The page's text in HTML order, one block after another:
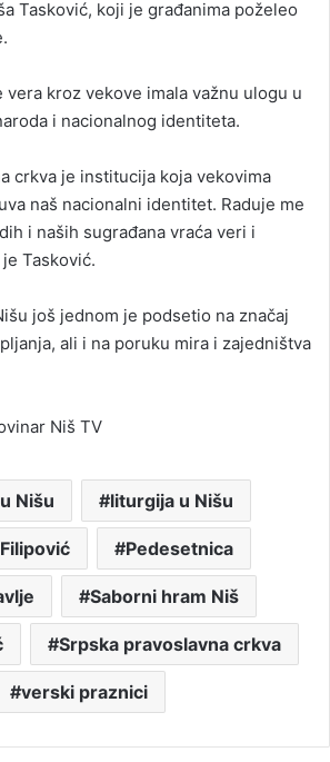
Tasković, koji je građanima poželeo
vera kroz vekove imala važnu ulogu u
i nacionalnog identiteta.
crkva je institucija koja vekovima
naš nacionalni identitet. Raduje me
i naših sugrađana vraća veri i
Tasković.
još jednom je podsetio na značaj
ali i na poruku mira i zajedništva
Niš TV
Nišu liturgija u Nišu
Pedesetnica
Saborni hram Niš
Srpska pravoslavna crkva
verski praznici